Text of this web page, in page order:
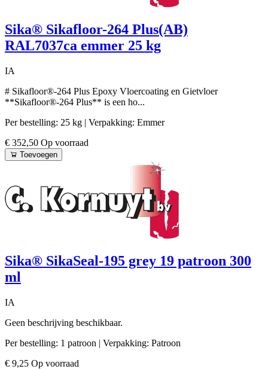
Sika® Sikafloor-264 Plus(AB)
RAL7037ca emmer 25 kg
IA
# Sikafloor®-264 Plus Epoxy Vloercoating en Gietvloer
**Sikafloor®-264 Plus** is een ho...
Per bestelling: 25 kg | Verpakking: Emmer
€ 352,50 Op voorraad
Toevoegen
Sika® SikaSeal-195 grey 19 patroon 300
ml
IA
Geen beschrijving beschikbaar.
Per bestelling: 1 patroon | Verpakking: Patroon
€ 9,25 Op voorraad